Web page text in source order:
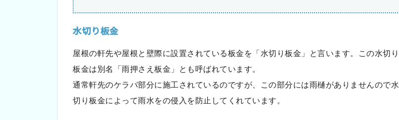
水切り板金
屋根の軒先や屋根と壁際に設置されている板金を「水切り板金」と言います。この水切り
板金は別名「雨押さえ板金」とも呼ばれています。
通常軒先のケラバ部分に施工されているのですが、この部分には雨樋がありませんので水
切り板金によって雨水をの侵入を防止してくれています。